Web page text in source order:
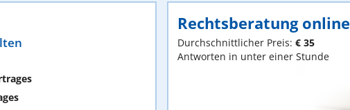
Rechtsberatung online
Durchschnittlicher Preis: € 35
Antworten in unter einer Stunde